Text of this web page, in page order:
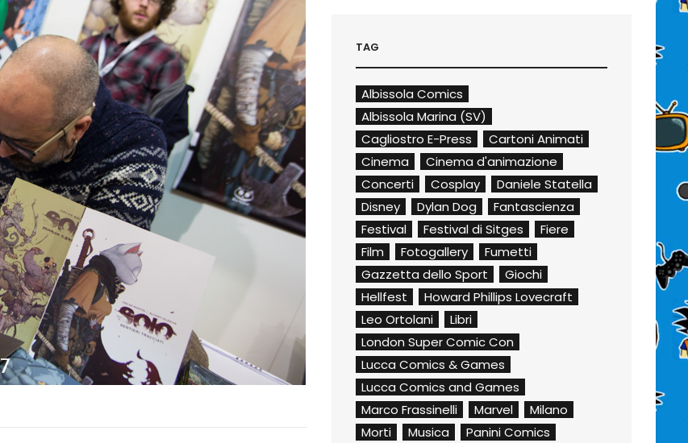
TAG
Albissola Comics
Albissola Marina (SV)
Cagliostro E-Press
Cartoni Animati
Cinema
Cinema d'animazione
Concerti
Cosplay
Daniele Statella
Disney
Dylan Dog
Fantascienza
Festival
Festival di Sitges
Fiere
Film
Fotogallery
Fumetti
Gazzetta dello Sport
Giochi
Hellfest
Howard Phillips Lovecraft
Leo Ortolani
Libri
London Super Comic Con
Lucca Comics & Games
Lucca Comics and Games
Marco Frassinelli
Marvel
Milano
Morti
Musica
Panini Comics